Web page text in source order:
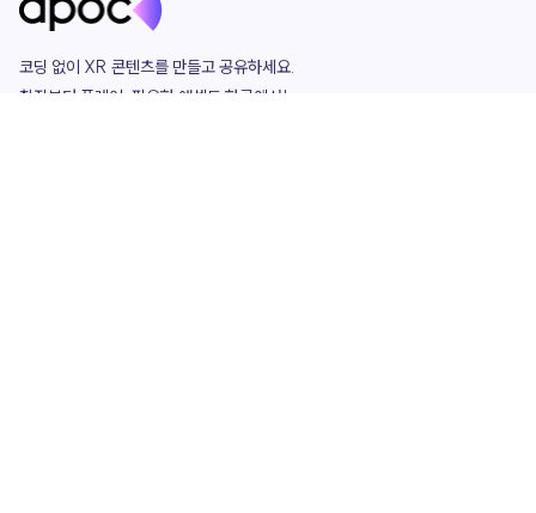
코딩 없이 XR 콘텐츠를 만들고 공유하세요.
창작부터 플레이, 필요한 애셋도 한곳에서!